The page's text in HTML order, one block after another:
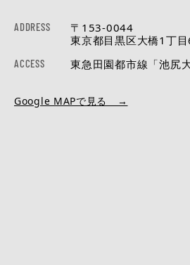
ADDRESS
〒153-0044
東京都目黒区大橋1丁
ACCESS 東急田園都市線「池尻
Google MAPで見る →